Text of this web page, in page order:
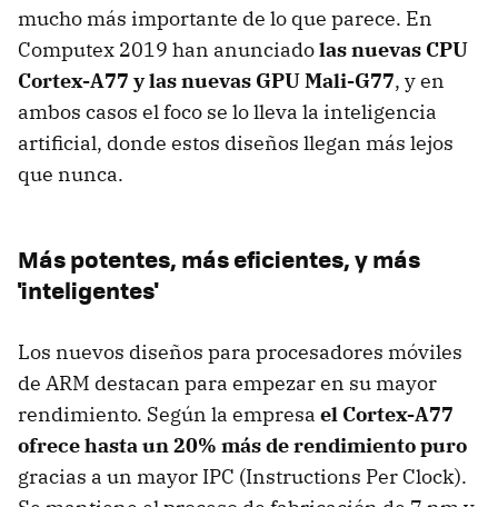
mucho más importante de lo que parece. En
Computex 2019 han anunciadolas nuevas CPU
Cortex-A77 y las nuevas GPU Mali-G77, y en
ambos casos el foco se lo lleva la inteligencia
artificial, donde estos diseños llegan más lejos
que nunca.
Más potentes, más eficientes, y más
'inteligentes'
Los nuevos diseños para procesadores móviles
de ARM destacan para empezar en su mayor
rendimiento. Según la empresa el Cortex-A77
ofrece hasta un 20% más de rendimiento puro
gracias a un mayor IPC (Instructions Per Clock).